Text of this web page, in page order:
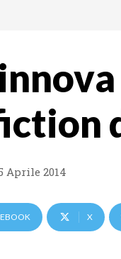
Aprile 2014
X